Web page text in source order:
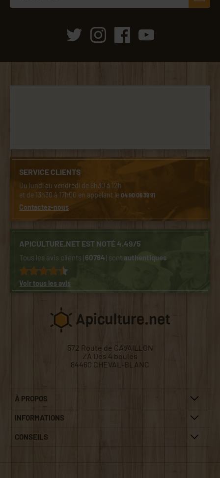
SERVICE CLIENTS
Du lundi au vendredi de 8h30 à 12h
et de 13h30 à 17h00 en appelant le04 90 06 39 91
Contactez-nous
APICULTURE.NET EST NOTÉ 4.49/5
Tous les avis clients (60784) sontauthentiques
Voir tous les avis
572 Route de CAVAILLON
ZA Des 4 boules
84460 CHEVAL-BLANC
À PROPOS
INFORMATIONS
CONSEILS